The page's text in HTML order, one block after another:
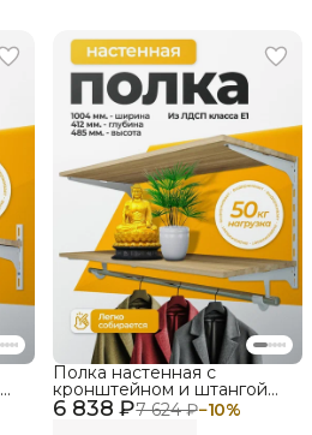
6 838 ₽7 624 ₽−10%
Полка настенная с
кронштейном и штангой
LIGROOM LIGHT,
1004х412х485, Белый, Дуб